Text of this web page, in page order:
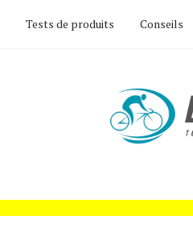
Tests de produits Conseils